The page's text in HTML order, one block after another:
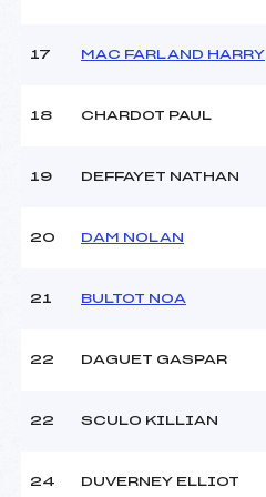
Pénalité appliquée :
17 MAC FARLAND HARRY
18 CHARDOT PAUL
19 DEFFAYET NATHAN
20 DAM NOLAN
21 BULTOT NOA
22 DAGUET GASPAR
22 SCULO KILLIAN
24 DUVERNEY ELLIOT